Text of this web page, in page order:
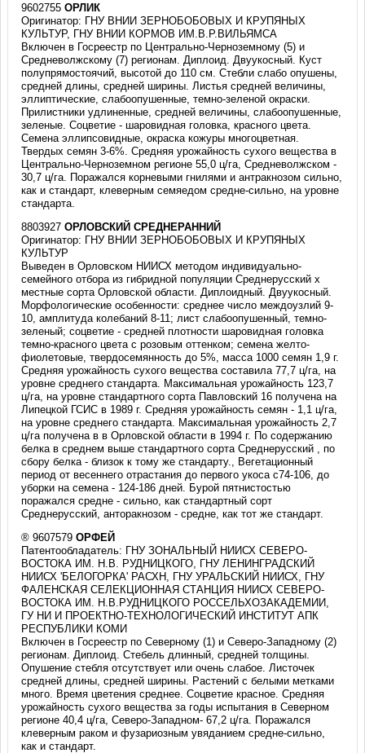
9602755ОРЛИК
Оригинатор: ГНУ ВНИИ ЗЕРНОБОБОВЫХ И КРУПЯНЫХ
КУЛЬТУР, ГНУ ВНИИ КОРМОВ ИМ.В.Р.ВИЛЬЯМСА
Включен в Госреестр по Центрально-Черноземному (5) и
Средневолжскому (7) регионам. Диплоид. Двуукосный. Куст
полупрямостоячий, высотой до 110 см. Стебли слабо опушены,
средней длины, средней ширины. Листья средней величины,
эллиптические, слабоопушенные, темно-зеленой окраски.
Прилистники удлиненные, средней величины, слабоопушенные,
зеленые. Соцветие - шаровидная головка, красного цвета.
Семена эллипсовидные, окраска кожуры многоцветная.
Твердых семян 3-6%. Средняя урожайность сухого вещества в
Центрально-Черноземном регионе 55,0 ц/га, Средневолжском -
30,7 ц/га. Поражался корневыми гнилями и антракнозом сильно,
как и стандарт, клеверным семяедом средне-сильно, на уровне
стандарта.
8803927ОРЛОВСКИЙ СРЕДНЕРАННИЙ
Оригинатор: ГНУ ВНИИ ЗЕРНОБОБОВЫХ И КРУПЯНЫХ
КУЛЬТУР
Выведен в Орловском НИИСХ методом индивидуально-
семейного отбора из гибридной популяции Среднерусский х
местные сорта Орловской области. Диплоидный. Двуукосный.
Морфологические особенности: среднее число междоузлий 9-
10, амплитуда колебаний 8-11; лист слабоопушенный, темно-
зеленый; соцветие - средней плотности шаровидная головка
темно-красного цвета с розовым оттенком; семена желто-
фиолетовые, твердосемянность до 5%, масса 1000 семян 1,9 г.
Средняя урожайность сухого вещества составила 77,7 ц/га, на
уровне среднего стандарта. Максимальная урожайность 123,7
ц/га, на уровне стандартного сорта Павловский 16 получена на
Липецкой ГСИС в 1989 г. Средняя урожайность семян - 1,1 ц/га,
на уровне среднего стандарта. Максимальная урожайность 2,7
ц/га получена в в Орловской области в 1994 г. По содержанию
белка в среднем выше стандартного сорта Среднерусский , по
сбору белка - близок к тому же стандарту., Вегетационный
период от весеннего отрастания до первого укоса с74-106, до
уборки на семена - 124-186 дней. Бурой пятнистостью
поражался средне - сильно, как стандартный сорт
Среднерусский, анторакнозом - средне, как тот же стандарт.
® 9607579ОРФЕЙ
Патентообладатель: ГНУ ЗОНАЛЬНЫЙ НИИСХ СЕВЕРО-
ВОСТОКА ИМ. Н.В. РУДНИЦКОГО, ГНУ ЛЕНИНГРАДСКИЙ
НИИСХ 'БЕЛОГОРКА' РАСХН, ГНУ УРАЛЬСКИЙ НИИСХ, ГНУ
ФАЛЕНСКАЯ СЕЛЕКЦИОННАЯ СТАНЦИЯ НИИСХ СЕВЕРО-
ВОСТОКА ИМ. Н.В.РУДНИЦКОГО РОССЕЛЬХОЗАКАДЕМИИ,
ГУ НИ И ПРОЕКТНО-ТЕХНОЛОГИЧЕСКИЙ ИНСТИТУТ АПК
РЕСПУБЛИКИ КОМИ
Включен в Госреестр по Северному (1) и Северо-Западному (2)
регионам. Диплоид. Стебель длинный, средней толщины.
Опушение стебля отсутствует или очень слабое. Листочек
средней длины, средней ширины. Растений с белыми метками
много. Время цветения среднее. Соцветие красное. Средняя
урожайность сухого вещества за годы испытания в Северном
регионе 40,4 ц/га, Северо-Западном- 67,2 ц/га. Поражался
клеверным раком и фузариозным увяданием средне-сильно,
как и стандарт.